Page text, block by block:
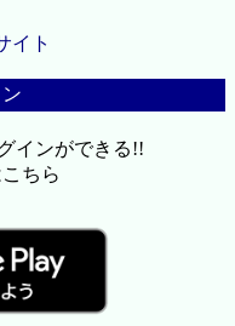
イト
インができる!!
ちら